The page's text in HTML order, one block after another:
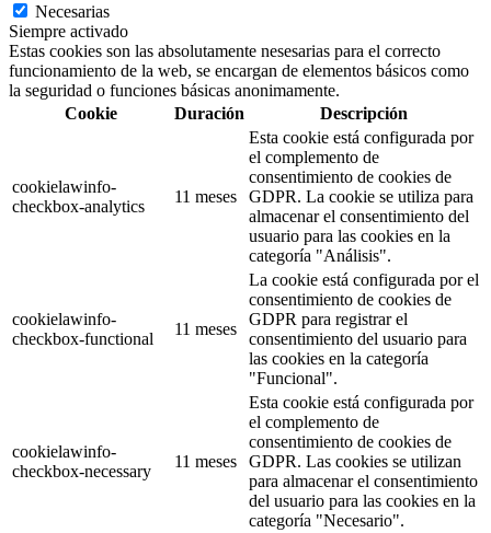
Necesarias
Siempre activado
Estas cookies son las absolutamente nesesarias para el correcto
funcionamiento de la web, se encargan de elementos básicos como
la seguridad o funciones básicas anonimamente.
Cookie
Duración Descripción
cookielawinfo-
checkbox-analytics
11 meses
Esta cookie está configurada por
el complemento de
consentimiento de cookies de
GDPR. La cookie se utiliza para
almacenar el consentimiento del
usuario para las cookies en la
categoría "Análisis".
cookielawinfo-
checkbox-functional
11 meses
La cookie está configurada por el
consentimiento de cookies de
GDPR para registrar el
consentimiento del usuario para
las cookies en la categoría
"Funcional".
cookielawinfo-
checkbox-necessary
11 meses
Esta cookie está configurada por
el complemento de
consentimiento de cookies de
GDPR. Las cookies se utilizan
para almacenar el consentimiento
del usuario para las cookies en la
categoría "Necesario".